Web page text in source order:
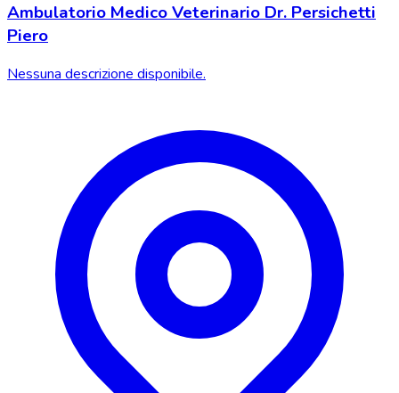
Ambulatorio Medico Veterinario Dr. Persichetti
Piero
Nessuna descrizione disponibile.